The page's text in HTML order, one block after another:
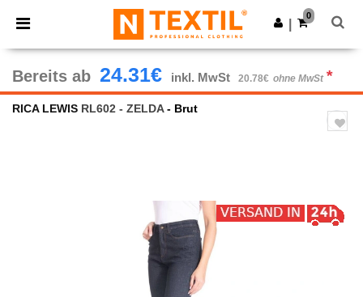
× Ntextil App
Bessere Preise in der App!
App holen
0
Bereits ab 24.31€ inkl. MwSt 20.78€ ohne MwSt *
RICA LEWIS RL602 - ZELDA- Brut